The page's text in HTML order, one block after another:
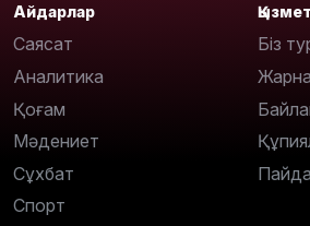
Айдарлар
Саясат
Аналитика
Қоғам
Мәдениет
Сұхбат
Спорт
Қызмет
Біз